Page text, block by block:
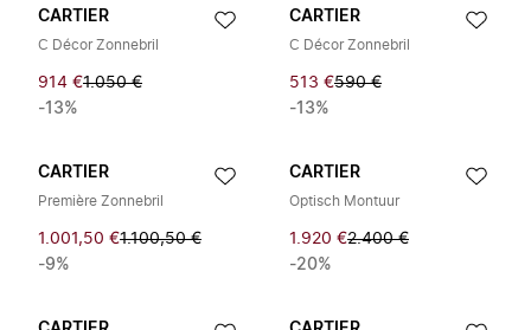
CARTIER
C Décor Zonnebril
914 €1.050 €
-13%
CARTIER
C Décor Zonnebril
513 €590 €
-13%
CARTIER
Première Zonnebril
1.001,50 €1.100,50 €
-9%
CARTIER
Optisch Montuur
1.920 €2.400 €
-20%